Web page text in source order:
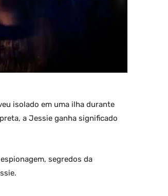
isolado em uma ilha durante
a Jessie ganha significado
segredos da